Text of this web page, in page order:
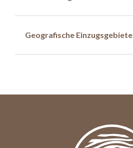
Geografische Einzugsgebiete